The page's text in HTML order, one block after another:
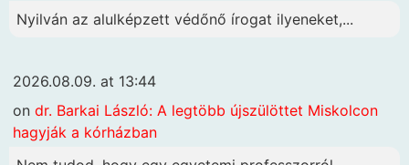
Nyilván az alulképzett védőnő írogat ilyeneket,...
2026.08.09. at 13:44
on dr. Barkai László: A legtöbb újszülöttet Miskolcon
hagyják a kórházban